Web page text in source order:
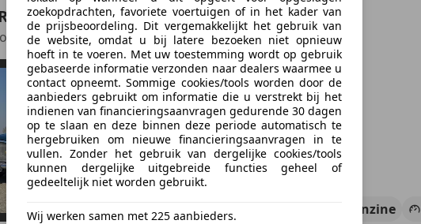
– 3,5 ltr. V8 uit 1968 RHD
€ 15.450
12/1968 Benzine
zoekopdrachten, favoriete voertuigen of in het kader van
de prijsbeoordeling. Dit vergemakkelijkt het gebruik van
de website, omdat u bij latere bezoeken niet opnieuw
hoeft in te voeren. Met uw toestemming wordt op gebruik
gebaseerde informatie verzonden naar dealers waarmee u
contact opneemt. Sommige cookies/tools worden door de
aanbieders gebruikt om informatie die u verstrekt bij het
indienen van financieringsaanvragen gedurende 30 dagen
op te slaan en deze binnen deze periode automatisch te
hergebruiken om nieuwe financieringsaanvragen in te
vullen. Zonder het gebruik van dergelijke cookies/tools
kunnen dergelijke uitgebreide functies geheel of
gedeeltelijk niet worden gebruikt.
Wij werken samen met 225 aanbieders.